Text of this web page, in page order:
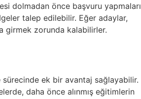
dolmadan önce başvuru yapmaları
talep edilebilir. Eğer adaylar,
girmek zorunda kalabilirler.
sürecinde ek bir avantaj sağlayabilir.
daha önce alınmış eğitimlerin